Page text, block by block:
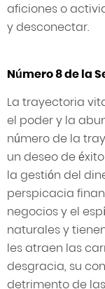
aficiones o
y desconectar.
Número 8 de la
La trayectoria
el poder y la
número de la
un deseo de
la gestión del
perspicacia
negocios y el
naturales y
les atraen las
desgracia, su
detrimento de